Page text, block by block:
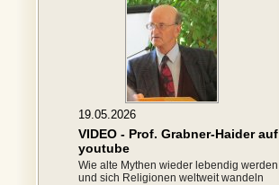
19.05.2026
VIDEO - Prof. Grabner-Haider auf
youtube
Wie alte Mythen wieder lebendig werden
und sich Religionen weltweit wandeln